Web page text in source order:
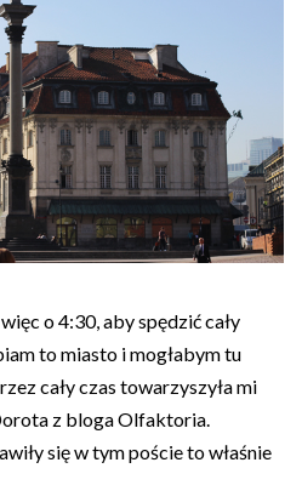
o 4:30, aby spędzić cały
to miasto i mogłabym tu
cały czas towarzyszyła mi
z bloga Olfaktoria.
się w tym poście to właśnie